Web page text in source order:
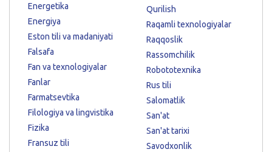
Energetika
Energiya
Eston tili va madaniyati
Falsafa
Fan va texnologiyalar
Fanlar
Farmatsevtika
Filologiya va lingvistika
Fizika
Fransuz tili
Qurilish
Raqamli texnologiyalar
Raqqoslik
Rassomchilik
Robototexnika
Rus tili
Salomatlik
San'at
San'at tarixi
Savodxonlik